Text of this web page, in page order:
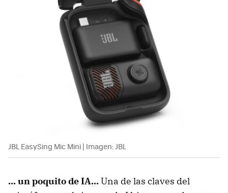
JBL EasySing Mic Mini | Imagen: JBL
... un poquito de IA...Una de las claves del